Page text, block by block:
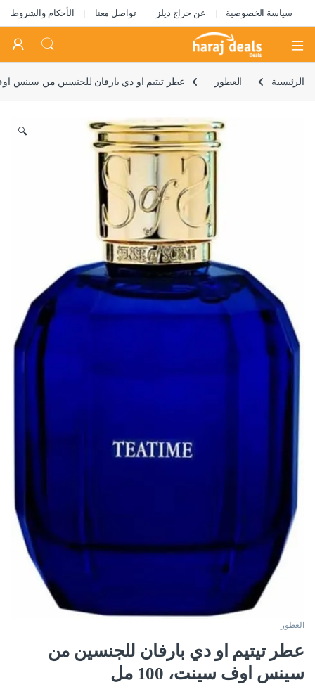
سياسة الخصوصية عن حراج ديلز تواصل معنا الأحكام والشروط
Open
الرئيسية العطور عطر تيتيم او دي بارفان للجنسين من سينس اوف
🔍
العطور
عطر تيتيم او دي بارفان للجنسين من
سينس اوف سينت، 100 مل